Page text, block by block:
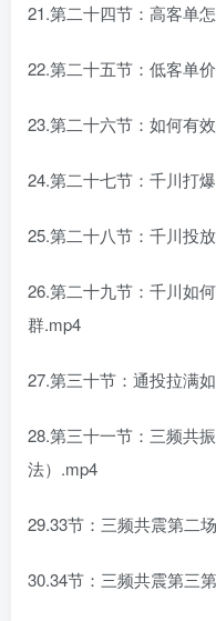
21.第二十四节：高客单
22.第二十五节：低客单
23.第二十六节：如何有
24.第二十七节：千川打
25.第二十八节：千川投
26.第二十九节：千川如
群.mp4
27.第三十节：通投拉满
28.第三十一节：三频共
法）.mp4
29.33节：三频共震第二
30.34节：三频共震第三